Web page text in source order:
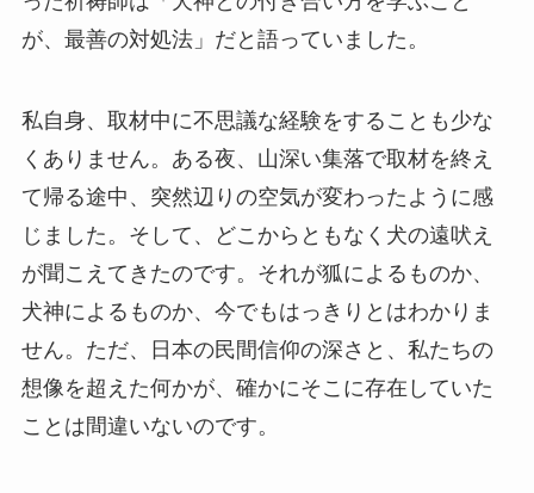
が、最善の対処法」だと語っていました。
私自身、取材中に不思議な経験をすることも少な
くありません。ある夜、山深い集落で取材を終え
て帰る途中、突然辺りの空気が変わったように感
じました。そして、どこからともなく犬の遠吠え
が聞こえてきたのです。それが狐によるものか、
犬神によるものか、今でもはっきりとはわかりま
せん。ただ、日本の民間信仰の深さと、私たちの
想像を超えた何かが、確かにそこに存在していた
ことは間違いないのです。